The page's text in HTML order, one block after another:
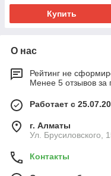
Купить
О нас
Рейтинг не
Менее 5 отзывов за
Работает с
г. Алматы
Ул. Брусиловского,
Контакты